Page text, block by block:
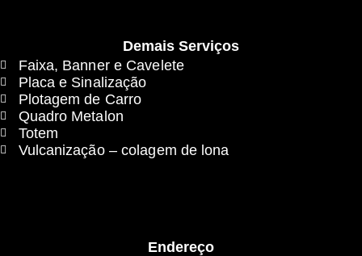
Demais Serviços
Faixa, Banner e Cavelete
Placa e Sinalização
Plotagem de Carro
Quadro Metalon
Totem
Vulcanização – colagem de lona
Endereço